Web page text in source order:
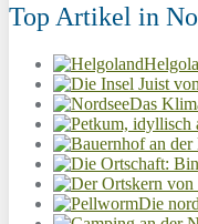
Top Artikel in
Das
Die